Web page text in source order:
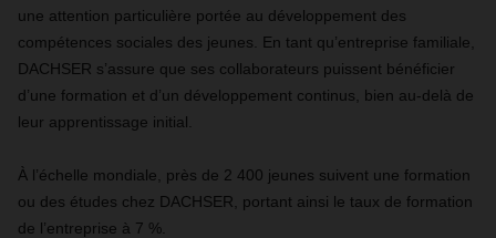
une attention particulière portée au développement des
compétences sociales des jeunes. En tant qu’entreprise familiale,
DACHSER s’assure que ses collaborateurs puissent bénéficier
d’une formation et d’un développement continus, bien au-delà de
leur apprentissage initial.
À l’échelle mondiale, près de 2 400 jeunes suivent une formation
ou des études chez DACHSER, portant ainsi le taux de formation
de l’entreprise à 7 %.